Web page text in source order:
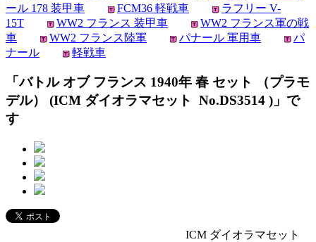
ール 178 装甲車
FCM36 軽戦車
ラフリー V-
15T
WW2 フランス 装甲車
WW2 フランス軍の戦
車
WW2 フランス陸軍 パナール 軍用車
パ
ナール
軽戦車
「バトル オブ フランス 1940年 春 セット （プラモ
デル） (ICM ダイオラマセット No.DS3514 )」で
す
ICM ダイオラマセット